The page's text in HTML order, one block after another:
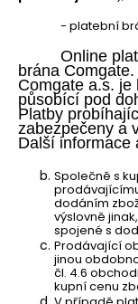
- platební
Online
brána
Comgate a.s.
působící pod
Platby
zabezpečeny a
Další informace
Společně s
dodáním
výslovně
spojené s
Prodávající
jinou
čl. 4.6
kupní cenu